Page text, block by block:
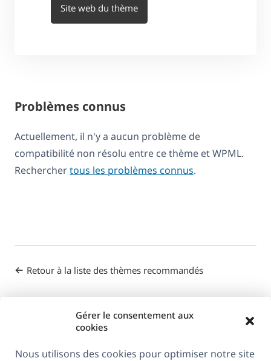
Gérer le consentement aux
cookies
Nous utilisons des cookies pour optimiser notre site
Site web du thème
Problèmes connus
Actuellement, il n'y a aucun problème de
compatibilité non résolu entre ce thème et WPML.
Recherchertous les problèmes connus.
Retour à la liste des thèmes recommandés